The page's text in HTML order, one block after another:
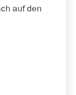
auf den